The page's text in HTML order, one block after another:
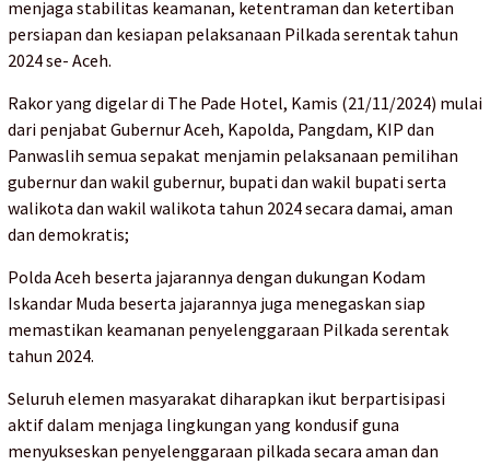
menjaga stabilitas keamanan, ketentraman dan ketertiban
persiapan dan kesiapan pelaksanaan Pilkada serentak tahun
2024 se- Aceh.
Rakor yang digelar di The Pade Hotel, Kamis (21/11/2024) mulai
dari penjabat Gubernur Aceh, Kapolda, Pangdam, KIP dan
Panwaslih semua sepakat menjamin pelaksanaan pemilihan
gubernur dan wakil gubernur, bupati dan wakil bupati serta
walikota dan wakil walikota tahun 2024 secara damai, aman
dan demokratis;
Polda Aceh beserta jajarannya dengan dukungan Kodam
Iskandar Muda beserta jajarannya juga menegaskan siap
memastikan keamanan penyelenggaraan Pilkada serentak
tahun 2024.
Seluruh elemen masyarakat diharapkan ikut berpartisipasi
aktif dalam menjaga lingkungan yang kondusif guna
menyukseskan penyelenggaraan pilkada secara aman dan